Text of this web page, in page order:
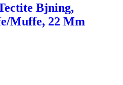
Bjning,
Muffe, 22 Mm